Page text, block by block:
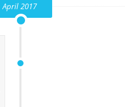
April 2017